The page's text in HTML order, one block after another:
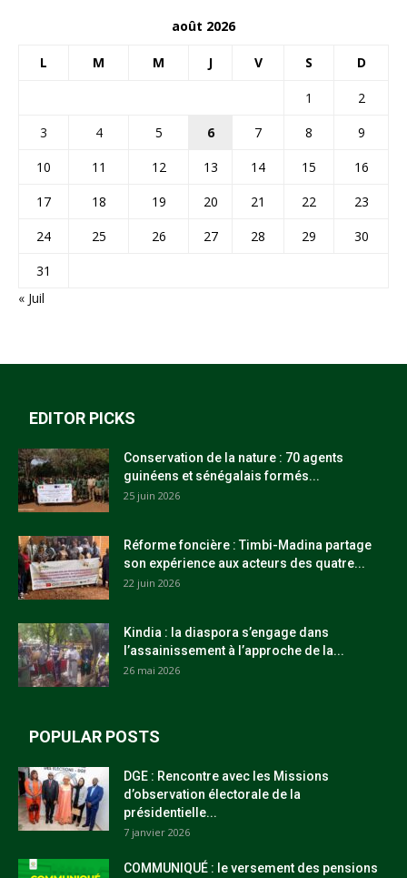
août 2026
L M M J V S D
1
2
3
4 5 6 7 8
9
10
11 12 13 14 15
16
17
18 19 20 21 22
23
24
25 26 27 28 29
30
31
« Juil
EDITOR PICKS
Conservation de la nature : 70 agents
guinéens et sénégalais formés...
25 juin 2026
Réforme foncière : Timbi-Madina partage
son expérience aux acteurs des quatre...
22 juin 2026
Kindia : la diaspora s’engage dans
l’assainissement à l’approche de la...
26 mai 2026
POPULAR POSTS
DGE : Rencontre avec les Missions
d’observation électorale de la
présidentielle...
7 janvier 2026
COMMUNIQUÉ : le versement des pensions